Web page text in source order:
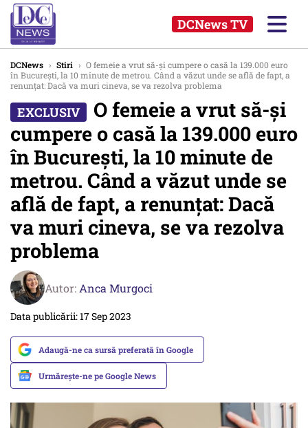
DCNews TV
DCNews › Stiri › O femeie a vrut să-și cumpere o casă la 139.000 euro
în București, la 10 minute de metrou. Când a văzut unde se află de fapt, a
renunțat: Dacă va muri cineva, se va rezolva problema
O femeie a vrut să-și
cumpere o casă la 139.000 euro
în București, la 10 minute de
metrou. Când a văzut unde se
află de fapt, a renunțat: Dacă
va muri cineva, se va rezolva
problema
Autor: Anca Murgoci
Data publicării: 17 Sep 2023
Adaugă-ne ca sursă preferată în Google
Urmărește-ne pe Google News